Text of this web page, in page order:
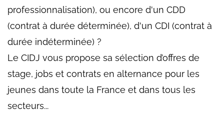
professionnalisation), ou encore d'un CDD
(contrat à durée déterminée), d'un CDI (contrat à
durée indéterminée) ?
Le CIDJ vous propose sa sélection d’offres de
stage, jobs et contrats en alternance pour les
jeunes dans toute la France et dans tous les
secteurs...